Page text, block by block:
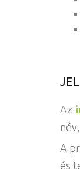
Az
A
és